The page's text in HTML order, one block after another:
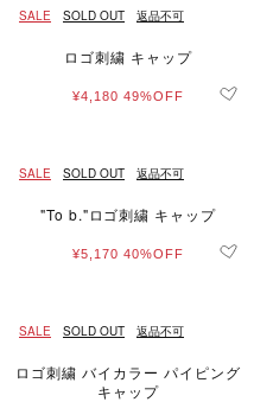
SALE SOLD OUT 返品不可
ロゴ刺繍 キャップ
¥4,180 49%OFF
SALE SOLD OUT 返品不可
"To b."ロゴ刺繍 キャップ
¥5,170 40%OFF
SALE SOLD OUT 返品不可
ロゴ刺繍 バイカラー パイピング
キャップ